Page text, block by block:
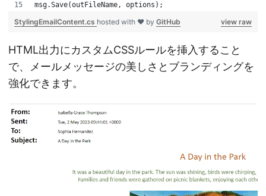
msg.Save(outFileName, options);
view raw
StylingEmailContent.cs hosted with ❤ by GitHub
HTML出力にカスタムCSSルールを挿入すること
で、メールメッセージの美しさとブランディングを
強化できます。